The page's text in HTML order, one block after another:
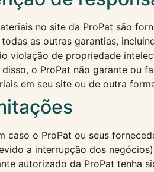
no site da ProPat são
todas as outras garantias,
violação de propriedade
disso, o ProPat não garante ou
em seu site ou de outra
caso o ProPat ou seus
a interrupção dos
autorizado da ProPat tenha